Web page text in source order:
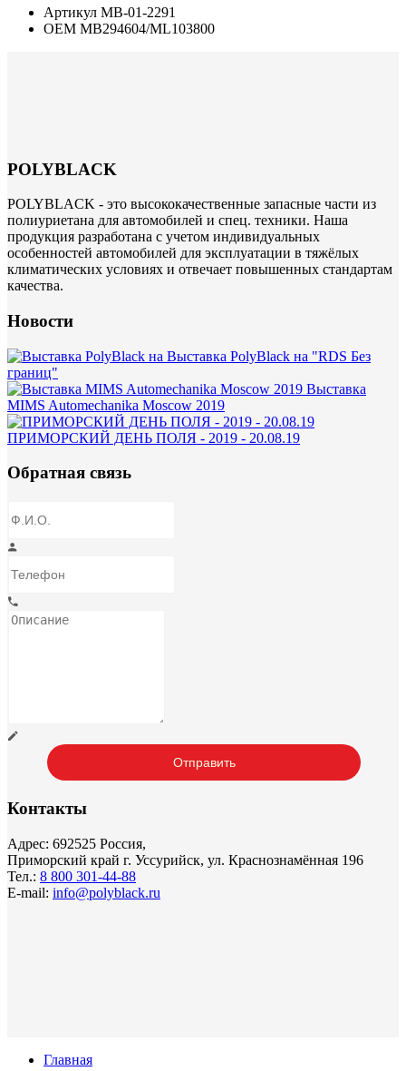
Артикул MB-01-2291
ОЕМ MB294604/ML103800
POLYBLACK
POLYBLACK - это высококачественные запасные части из
полиуриетана для автомобилей и спец. техники. Наша
продукция разработана с учетом индивидуальных
особенностей автомобилей для эксплуатации в тяжёлых
климатических условиях и отвечает повышенных стандартам
качества.
Новости
Выставка PolyBlack на "RDS Без
границ"
Выставка
MIMS Automechanika Moscow 2019
ПРИМОРСКИЙ ДЕНЬ ПОЛЯ - 2019 - 20.08.19
Обратная связь
Контакты
Адрес: 692525 Россия,
Приморский край г. Уссурийск, ул. Краснознамённая 196
Тел.: 8 800 301-44-88
E-mail: info@polyblack.ru
Главная